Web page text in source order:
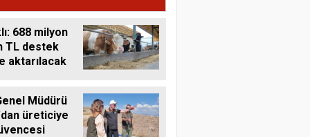
688 milyon
TL destek
aktarılacak
Müdürü
üreticiye